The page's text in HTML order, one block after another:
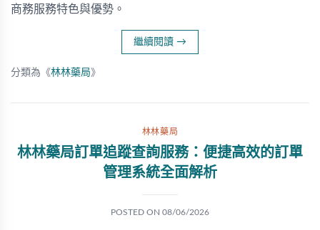
商務服務特色與優勢。
繼續閱讀 →
分類為《林林藥局》
林林藥局
林林藥局訂單追蹤查詢服務：便捷高效的訂單
管理系統全面解析
POSTED ON 08/06/2026